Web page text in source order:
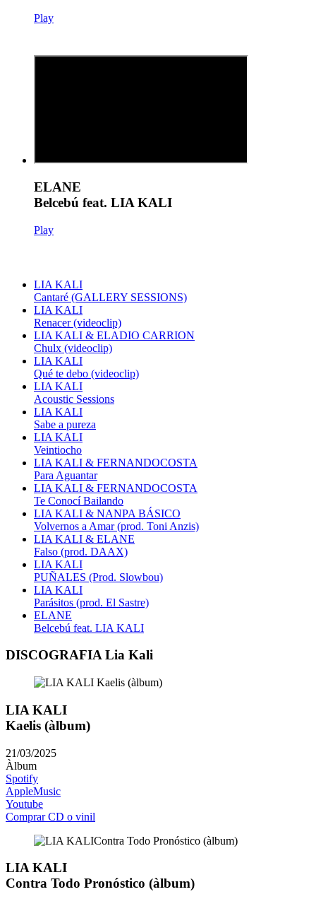
Play
ELANE
Belcebú feat. LIA KALI
Play
LIA KALI
Cantaré (GALLERY SESSIONS)
LIA KALI
Renacer (videoclip)
LIA KALI & ELADIO CARRION
Chulx (videoclip)
LIA KALI
Qué te debo (videoclip)
LIA KALI
Acoustic Sessions
LIA KALI
Sabe a pureza
LIA KALI
Veintiocho
LIA KALI & FERNANDOCOSTA
Para Aguantar
LIA KALI & FERNANDOCOSTA
Te Conocí Bailando
LIA KALI & NANPA BÁSICO
Volvernos a Amar (prod. Toni Anzis)
LIA KALI & ELANE
Falso (prod. DAAX)
LIA KALI
PUÑALES (Prod. Slowbou)
LIA KALI
Parásitos (prod. El Sastre)
ELANE
Belcebú feat. LIA KALI
DISCOGRAFIA Lia Kali
LIA KALI
Kaelis (àlbum)
21/03/2025
Àlbum
Spotify
AppleMusic
Youtube
Comprar CD o vinil
LIA KALI
Contra Todo Pronóstico (àlbum)